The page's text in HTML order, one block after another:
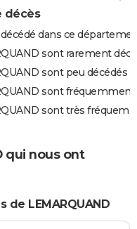
décès
dans ce
sont rarement
sont peu décédés
sont fréquemment
sont très
qui nous ont
LEMARQUAND